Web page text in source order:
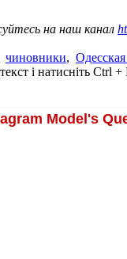
на наш канал
чиновники,
і натисніть Ctrl